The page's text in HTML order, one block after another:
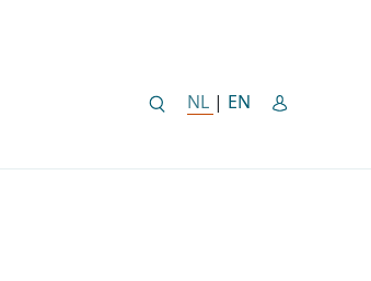
NL NEDERLANDSE
| EN ENGLISH